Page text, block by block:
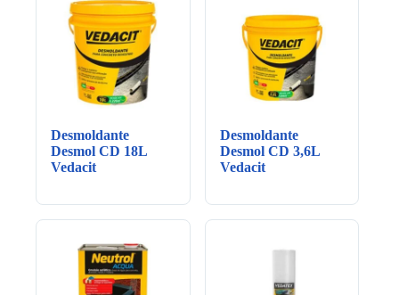
Desmoldante
Desmol CD 18L
Vedacit
Desmoldante
Desmol CD 3,6L
Vedacit